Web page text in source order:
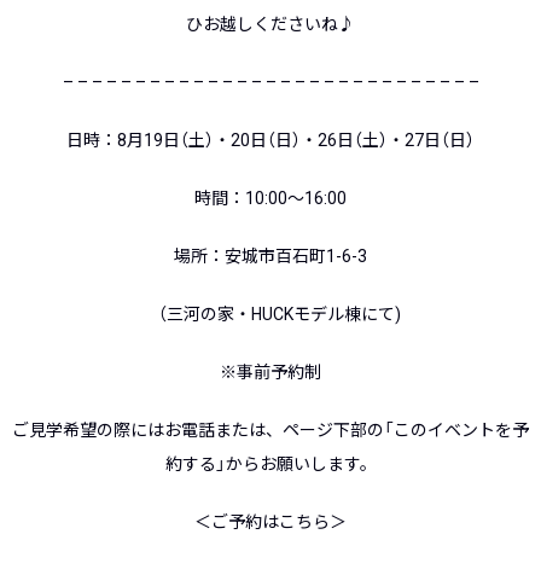
ひお越しくださいね♪
– – – – – – – – – – – – – – – – – – – – – – – – – – – – –
日時：8月19日（土）・20日（日）・26日（土）・27日（日）
時間：10:00～16:00
場所：安城市百石町1-6-3
（三河の家・HUCKモデル棟にて)
※事前予約制
ご見学希望の際にはお電話または、ページ下部の「このイベントを予
約する」からお願いします。
＜ご予約はこちら＞